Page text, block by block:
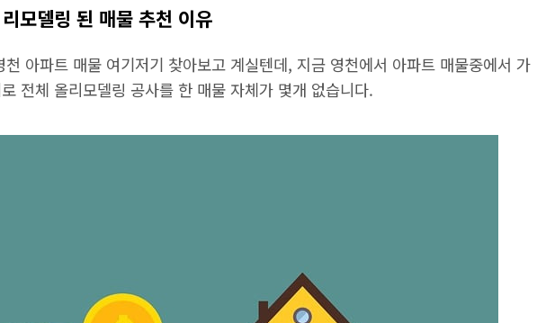
모델링 된 매물 추천 이유
천 아파트 매물 여기저기 찾아보고 계실텐데, 지금 영천에서 아파트 매물중에서 가
전체 올리모델링 공사를 한 매물 자체가 몇개 없습니다.